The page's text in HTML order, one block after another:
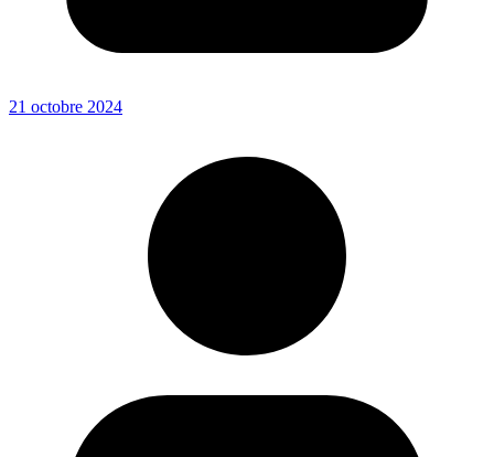
21 octobre 2024